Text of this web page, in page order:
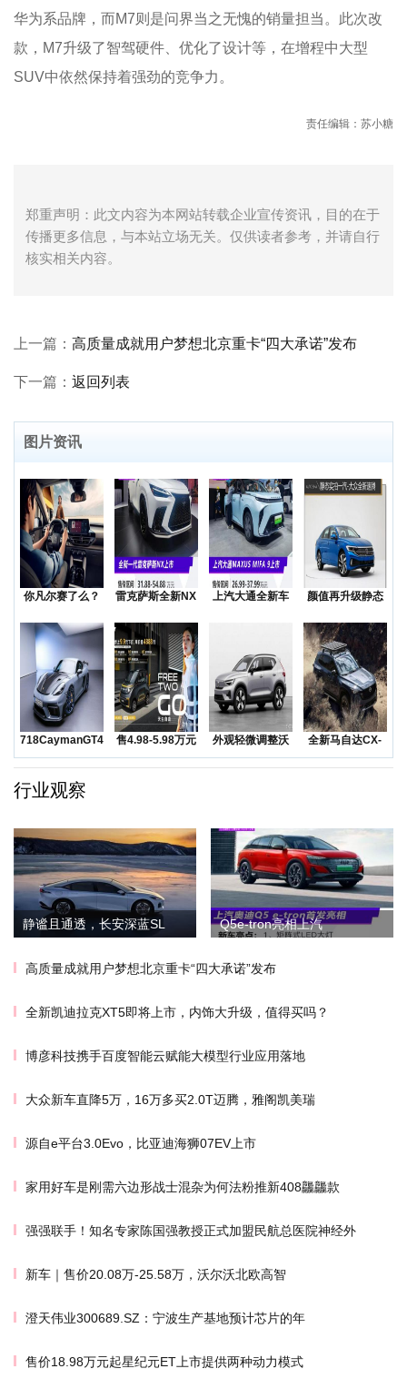
华为系品牌，而M7则是问界当之无愧的销量担当。此次改
款，M7升级了智驾硬件、优化了设计等，在增程中大型
SUV中依然保持着强劲的竞争力。
责任编辑：苏小糖
郑重声明：此文内容为本网站转载企业宣传资讯，目的在于
传播更多信息，与本站立场无关。仅供读者参考，并请自行
核实相关内容。
上一篇： 高质量成就用户梦想北京重卡“四大承诺”发布
下一篇： 返回列表
图片资讯
你凡尔赛了么？
降价
雷克萨斯全新NX
上汽大通全新车
颜值再升级静态
新
718CaymanGT4RS
领衔
售4.98-5.98万元
五菱Na
外观轻微调整沃
尔沃发布海外版
全新马自达CX-
50越野SUV正
行业观察
静谧且通透，长安深蓝SL Q5e-tron亮相上汽
高质量成就用户梦想北京重卡“四大承诺”发布
全新凯迪拉克XT5即将上市，内饰大升级，值得买吗？
博彦科技携手百度智能云赋能大模型行业应用落地
大众新车直降5万，16万多买2.0T迈腾，雅阁凯美瑞
源自e平台3.0Evo，比亚迪海狮07EV上市
家用好车是刚需六边形战士混杂为何法粉推新408龘龘款
强强联手！知名专家陈国强教授正式加盟民航总医院神经外
新车｜售价20.08万-25.58万，沃尔沃北欧高智
澄天伟业300689.SZ：宁波生产基地预计芯片的年
售价18.98万元起星纪元ET上市提供两种动力模式